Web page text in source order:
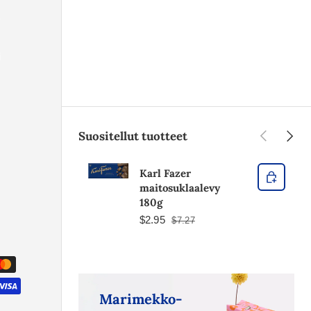
Suositellut tuotteet Edellinen
Karl Fazer
maitosuklaalevy
180g
$2.95 $7.27
Marimekko-